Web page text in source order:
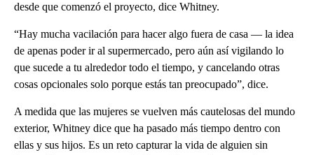
desde que comenzó el proyecto, dice Whitney.
“Hay mucha vacilación para hacer algo fuera de casa — la idea
de apenas poder ir al supermercado, pero aún así vigilando lo
que sucede a tu alrededor todo el tiempo, y cancelando otras
cosas opcionales solo porque estás tan preocupado”, dice.
A medida que las mujeres se vuelven más cautelosas del mundo
exterior, Whitney dice que ha pasado más tiempo dentro con
ellas y sus hijos. Es un reto capturar la vida de alguien sin